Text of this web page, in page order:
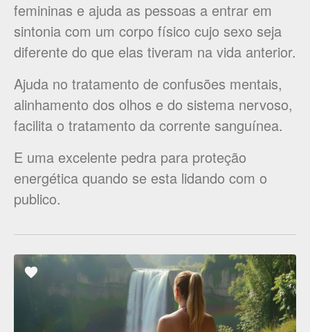
femininas e ajuda as pessoas a entrar em
sintonia com um corpo físico cujo sexo seja
diferente do que elas tiveram na vida anterior.
Ajuda no tratamento de confusões mentais,
alinhamento dos olhos e do sistema nervoso,
facilita o tratamento da corrente sanguínea.
E uma excelente pedra para proteção
energética quando se esta lidando com o
publico.